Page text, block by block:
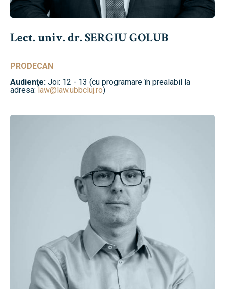
Lect. univ. dr. SERGIU GOLUB
PRODECAN
Audienţe: Joi: 12 - 13 (cu programare în prealabil la
adresa:law@law.ubbcluj.ro)